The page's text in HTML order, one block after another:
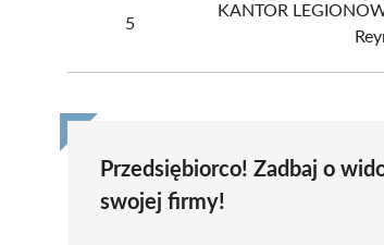
5
KANTOR
Przedsiębiorco! Zadbaj o
swojej firmy!